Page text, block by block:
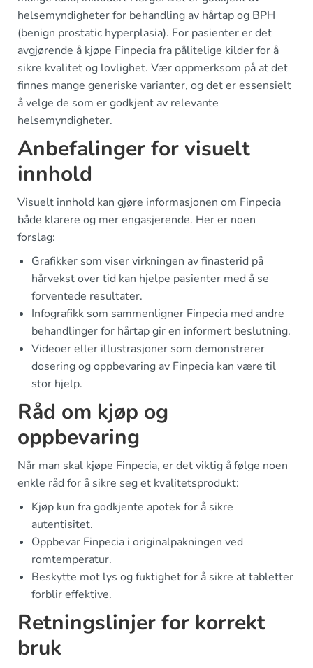
helsemyndigheter for behandling av hårtap og BPH
(benign prostatic hyperplasia). For pasienter er det
avgjørende å kjøpe Finpecia fra pålitelige kilder for å
sikre kvalitet og lovlighet. Vær oppmerksom på at det
finnes mange generiske varianter, og det er essensielt
å velge de som er godkjent av relevante
helsemyndigheter.
Anbefalinger for visuelt
innhold
Visuelt innhold kan gjøre informasjonen om Finpecia
både klarere og mer engasjerende. Her er noen
forslag:
Grafikker som viser virkningen av finasterid på
hårvekst over tid kan hjelpe pasienter med å se
forventede resultater.
Infografikk som sammenligner Finpecia med andre
behandlinger for hårtap gir en informert beslutning.
Videoer eller illustrasjoner som demonstrerer
dosering og oppbevaring av Finpecia kan være til
stor hjelp.
Råd om kjøp og
oppbevaring
Når man skal kjøpe Finpecia, er det viktig å følge noen
enkle råd for å sikre seg et kvalitetsprodukt:
Kjøp kun fra godkjente apotek for å sikre
autentisitet.
Oppbevar Finpecia i originalpakningen ved
romtemperatur.
Beskytte mot lys og fuktighet for å sikre at tabletter
forblir effektive.
Retningslinjer for korrekt
bruk